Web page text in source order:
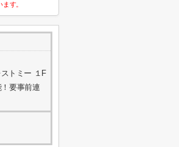
す。
トミー １F
要事前連